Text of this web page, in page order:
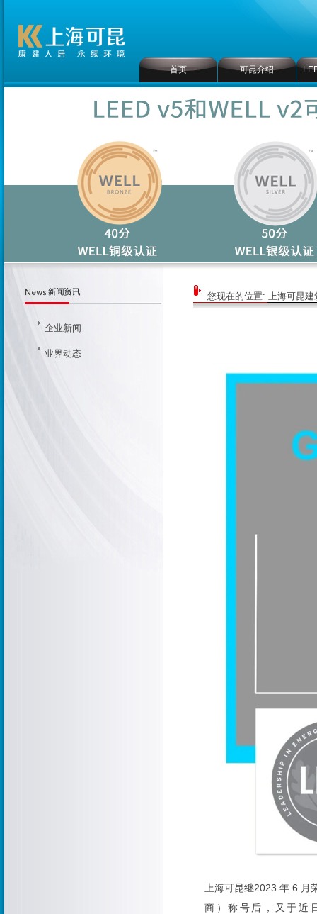
首页 可昆介绍
企业新闻
业界动态
您现在的位置: 上海可昆建
上海可昆继2023 年 6
商）称号后，又于近